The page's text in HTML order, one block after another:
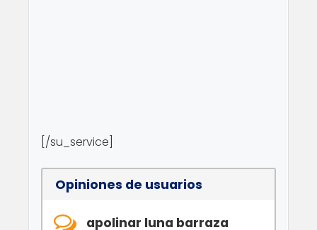
[/su_service]
Opiniones de usuarios
apolinar luna barraza